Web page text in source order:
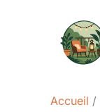
Accueil